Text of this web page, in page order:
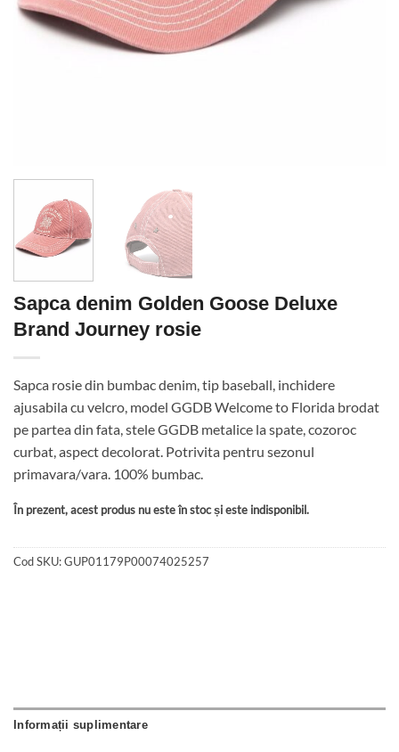
Sapca denim Golden Goose Deluxe
Brand Journey rosie
Sapca rosie din bumbac denim, tip baseball, inchidere
ajusabila cu velcro, model GGDB Welcome to Florida brodat
pe partea din fata, stele GGDB metalice la spate, cozoroc
curbat, aspect decolorat. Potrivita pentru sezonul
primavara/vara. 100% bumbac.
În prezent, acest produs nu este în stoc și este indisponibil.
Cod SKU:GUP01179P00074025257
Informații suplimentare